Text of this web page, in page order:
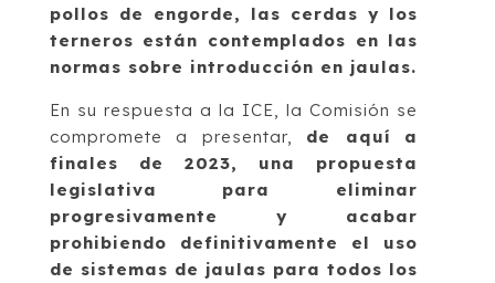
pollos de engorde, las cerdas y los
terneros están contemplados en las
normas sobre introducción en jaulas.
En su respuesta a la ICE, la Comisión se
compromete a presentar, de aquí a
finales de 2023, una propuesta
legislativa para eliminar
progresivamente y acabar
prohibiendo definitivamente el uso
de sistemas de jaulas para todos los